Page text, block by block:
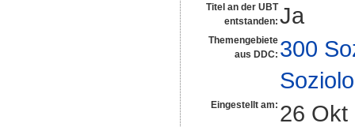
Titel an der UBT
entstanden: Ja
Themengebiete
aus DDC: 300
Eingestellt am: 26 Okt